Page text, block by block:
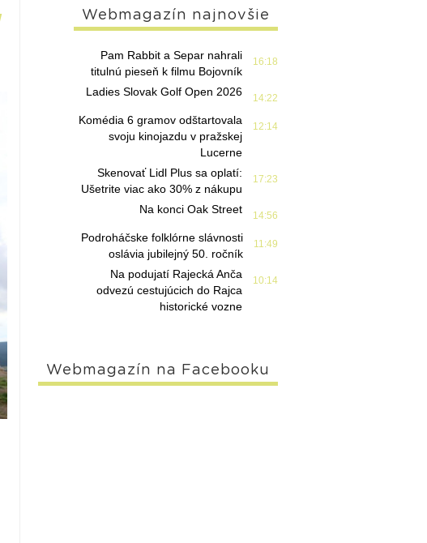
Webmagazín najnovšie
16:18
Pam Rabbit a Separ nahrali
titulnú pieseň k filmu Bojovník
14:22
Ladies Slovak Golf Open 2026
12:14
Komédia 6 gramov odštartovala
svoju kinojazdu v pražskej
Lucerne
17:23
Skenovať Lidl Plus sa oplatí:
Ušetrite viac ako 30% z nákupu
14:56
Na konci Oak Street
11:49
Podroháčske folklórne slávnosti
oslávia jubilejný 50. ročník
10:14
Na podujatí Rajecká Anča
odvezú cestujúcich do Rajca
historické vozne
Webmagazín na Facebooku